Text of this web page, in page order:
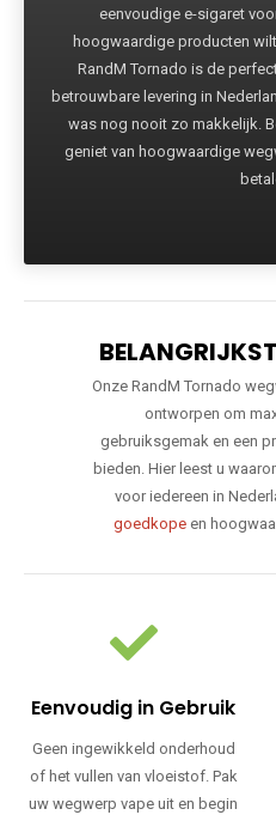
eenvoudige e-sigaret
hoogwaardige producten
RandM Tornado is de
betrouwbare levering in
was nog nooit zo makkelijk.
geniet van hoogwaardige
Onze RandM Tornado
ontworpen om
gebruiksgemak en een
bieden. Hier leest u
voor iedereen in
goedkopeen
Eenvoudig in Gebruik
Geen ingewikkeld onderhoud
of het vullen van vloeistof. Pak
uw wegwerp vape uit en begin